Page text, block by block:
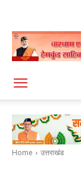
Home उत्तराखंड